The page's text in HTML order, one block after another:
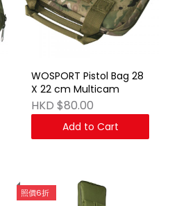
WOSPORT Pistol Bag 28
X 22 cm Multicam
HKD $80.00
Add to Cart
照價6折